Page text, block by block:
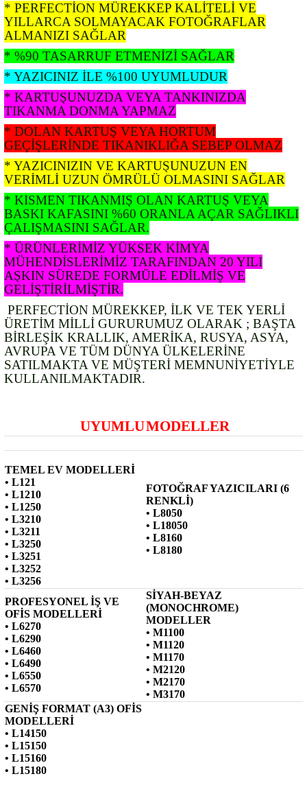
* PERFECTİON MÜREKKEP KALİTELİ VE
YILLARCA SOLMAYACAK FOTOĞRAFLAR
ALMANIZI SAĞLAR
* %90 TASARRUF ETMENİZİ SAĞLAR
* YAZICINIZ İLE %100 UYUMLUDUR
* KARTUŞUNUZDA VEYA TANKINIZDA
TIKANMA DONMA YAPMAZ
* DOLAN KARTUŞ VEYA HORTUM
GEÇİŞLERİNDE TIKANIKLIĞA SEBEP OLMAZ
* YAZICINIZIN VE KARTUŞUNUZUN EN
VERİMLİ UZUN ÖMRÜLÜ OLMASINI SAĞLAR
* KISMEN TIKANMIŞ OLAN KARTUŞ VEYA
BASKI KAFASINI %60 ORANLA AÇAR SAĞLIKLI
ÇALIŞMASINI SAĞLAR.
* ÜRÜNLERİMİZ YÜKSEK KİMYA
MÜHENDİSLERİMİZ TARAFINDAN 20 YILI
AŞKIN SÜREDE FORMÜLE EDİLMİŞ VE
GELİŞTİRİLMİŞTİR.
PERFECTİON MÜREKKEP, İLK VE TEK YERLİ
ÜRETİM MİLLİ GURURUMUZ OLARAK ; BAŞTA
BİRLEŞİK KRALLIK, AMERİKA, RUSYA, ASYA,
AVRUPA VE TÜM DÜNYA ÜLKELERİNE
SATILMAKTA VE MÜŞTERİ MEMNUNİYETİYLE
KULLANILMAKTADIR.
UYUMLUMODELLER
TEMEL EV MODELLERİ
• L121
• L1210
• L1250
• L3210
• L3211
• L3250
• L3251
• L3252
• L3256
FOTOĞRAF YAZICILARI (6
RENKLİ)
• L8050
• L18050
• L8160
• L8180
PROFESYONEL İŞ VE
OFİS MODELLERİ
• L6270
• L6290
• L6460
• L6490
• L6550
• L6570
SİYAH-BEYAZ
(MONOCHROME)
MODELLER
• M1100
• M1120
• M1170
• M2120
• M2170
• M3170
GENİŞ FORMAT (A3) OFİS
MODELLERİ
• L14150
• L15150
• L15160
• L15180